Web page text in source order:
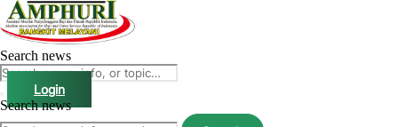
Search news
Login
Search news